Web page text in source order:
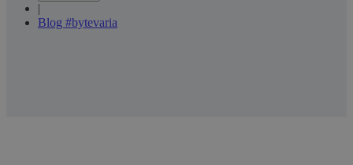
|
Blog #bytevaria